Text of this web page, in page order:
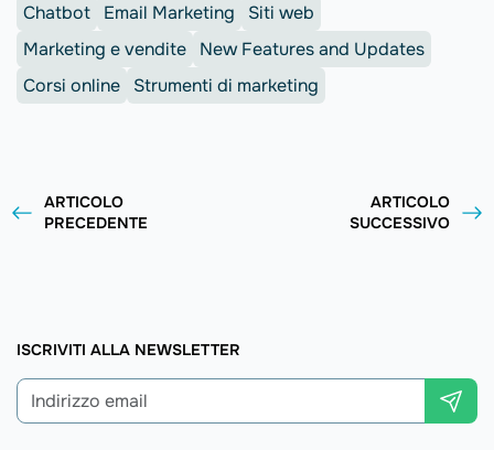
Chatbot Email Marketing
Siti web
Marketing e vendite
New Features and Updates
Corsi online
Strumenti di marketing
ARTICOLO
PRECEDENTE
ARTICOLO
SUCCESSIVO
ISCRIVITI ALLA NEWSLETTER